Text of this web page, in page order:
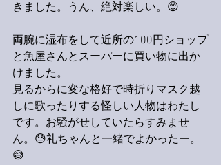
きました。うん、絶対楽しい。😊
両腕に湿布をして近所の100円ショップ
と魚屋さんとスーパーに買い物に出か
けました。
見るからに変な格好で時折りマスク越
しに歌ったりする怪しい人物はわたし
です。お騒がせしていたらすみませ
ん。😓礼ちゃんと一緒でよかったー。
😅